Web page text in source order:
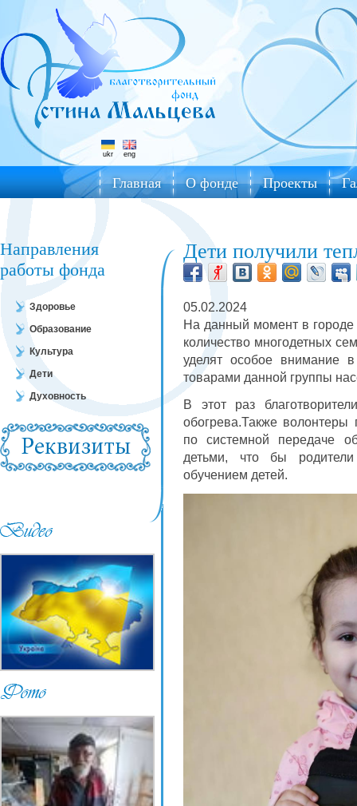
ukr eng
Главная О фонде Проекты
Направления
работы фонда
Здоровье
Образование
Культура
Дети
Духовность
Дети получили
05.02.2024
На данный момент в городе
количество многодетных
уделят особое внимание
товарами данной группы
В этот раз
обогрева.Также
по системной передаче
детьми, что бы
обучением детей.